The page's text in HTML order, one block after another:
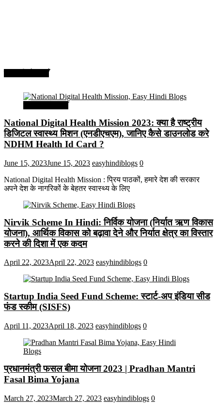
National Digital Health Mission 2023: क्या है राष्ट्रीय
डिजिटल स्वास्थ्य मिशन (एनडीएचएम), जानिए कैसे डाउनलोड करे
NDHM Health Id Card ?
June 15, 2023June 15, 2023 easyhindiblogs 0
National Digital Health Mission : प्रिय पाठकों, हमारे देश की सरकार
अपने देश के नागरिकों के बेहतर स्वास्थ्य के लिए
Nirvik Scheme In Hindi: निर्विक योजना (निर्यात ऋण विकास
योजना), आर्थिक विकास को बढ़ावा देने और निर्यात क्षेत्र का विस्तार
करने की दिशा में एक कदम
April 22, 2023April 22, 2023 easyhindiblogs 0
Startup India Seed Fund Scheme: स्टार्ट-अप इंडिया सीड
फंड स्कीम (SISFS)
April 11, 2023April 18, 2023 easyhindiblogs 0
प्रधानमंत्री फसल बीमा योजना 2023 | Pradhan Mantri
Fasal Bima Yojana
March 27, 2023March 27, 2023 easyhindiblogs 0